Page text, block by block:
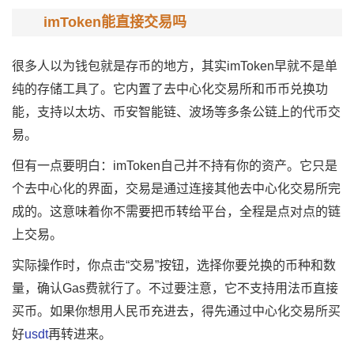
imToken能直接交易吗
很多人以为钱包就是存币的地方，其实imToken早就不是单
纯的存储工具了。它内置了去中心化交易所和币币兑换功
能，支持以太坊、币安智能链、波场等多条公链上的代币交
易。
但有一点要明白：imToken自己并不持有你的资产。它只是
个去中心化的界面，交易是通过连接其他去中心化交易所完
成的。这意味着你不需要把币转给平台，全程是点对点的链
上交易。
实际操作时，你点击“交易”按钮，选择你要兑换的币种和数
量，确认Gas费就行了。不过要注意，它不支持用法币直接
买币。如果你想用人民币充进去，得先通过中心化交易所买
好usdt再转进来。